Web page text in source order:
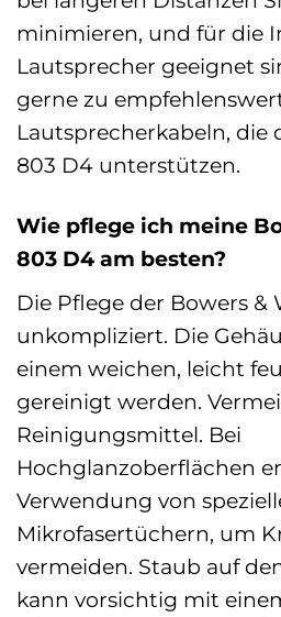
minimieren, und für die
Lautsprecher geeignet
gerne zu
Lautsprecherkabeln, die
803 D4 unterstützen.
Wie pflege ich meine
803 D4 am besten?
Die Pflege der Bowers &
unkompliziert. Die
einem weichen, leicht
gereinigt werden.
Reinigungsmittel. Bei
Hochglanzoberflächen
Verwendung von
Mikrofasertüchern, um
vermeiden. Staub auf
kann vorsichtig mit